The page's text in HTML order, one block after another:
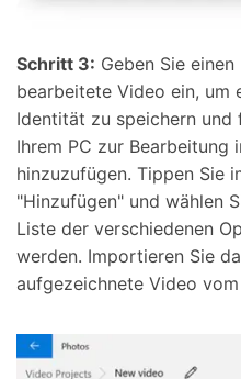
Schritt 3: Geben Sie
bearbeitete Video ein, um
Identität zu speichern
Ihrem PC zur Bearbeitung
hinzuzufügen. Tippen Sie
"Hinzufügen" und wählen
Liste der verschiedenen
werden. Importieren Sie
aufgezeichnete Video